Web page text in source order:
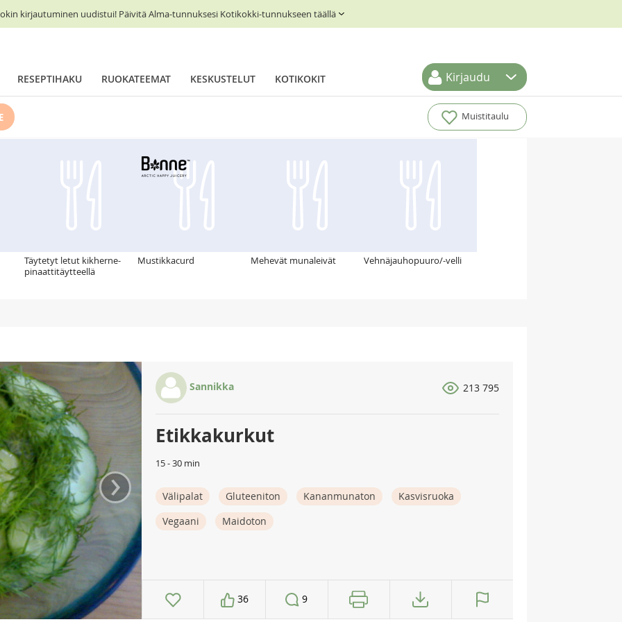
kirjautuminen uudistui! Päivitä Alma-tunnuksesi Kotikokki-tunnukseen täällä
RESEPTIHAKU RUOKATEEMAT KESKUSTELUT KOTIKOKIT Kirjaudu
Muistitaulu
Täytetyt letut kikherne-
pinaattitäytteellä
Mustikkacurd Mehevät munaleivät Vehnäjauhopuuro/-velli
›
Sannikka 213 795
Etikkakurkut
15 - 30 min
Välipalat Gluteeniton Kananmunaton
Kasvisruoka
Vegaani
Maidoton
36 9